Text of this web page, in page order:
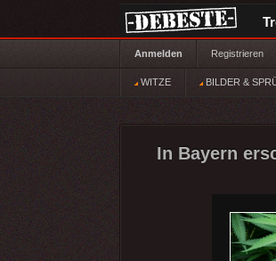
Anmelden Registrieren
WITZE BILDER &
In Bayern